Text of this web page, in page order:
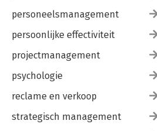
personeelsmanagement
persoonlijke effectiviteit
projectmanagement
psychologie
reclame en verkoop
strategisch management